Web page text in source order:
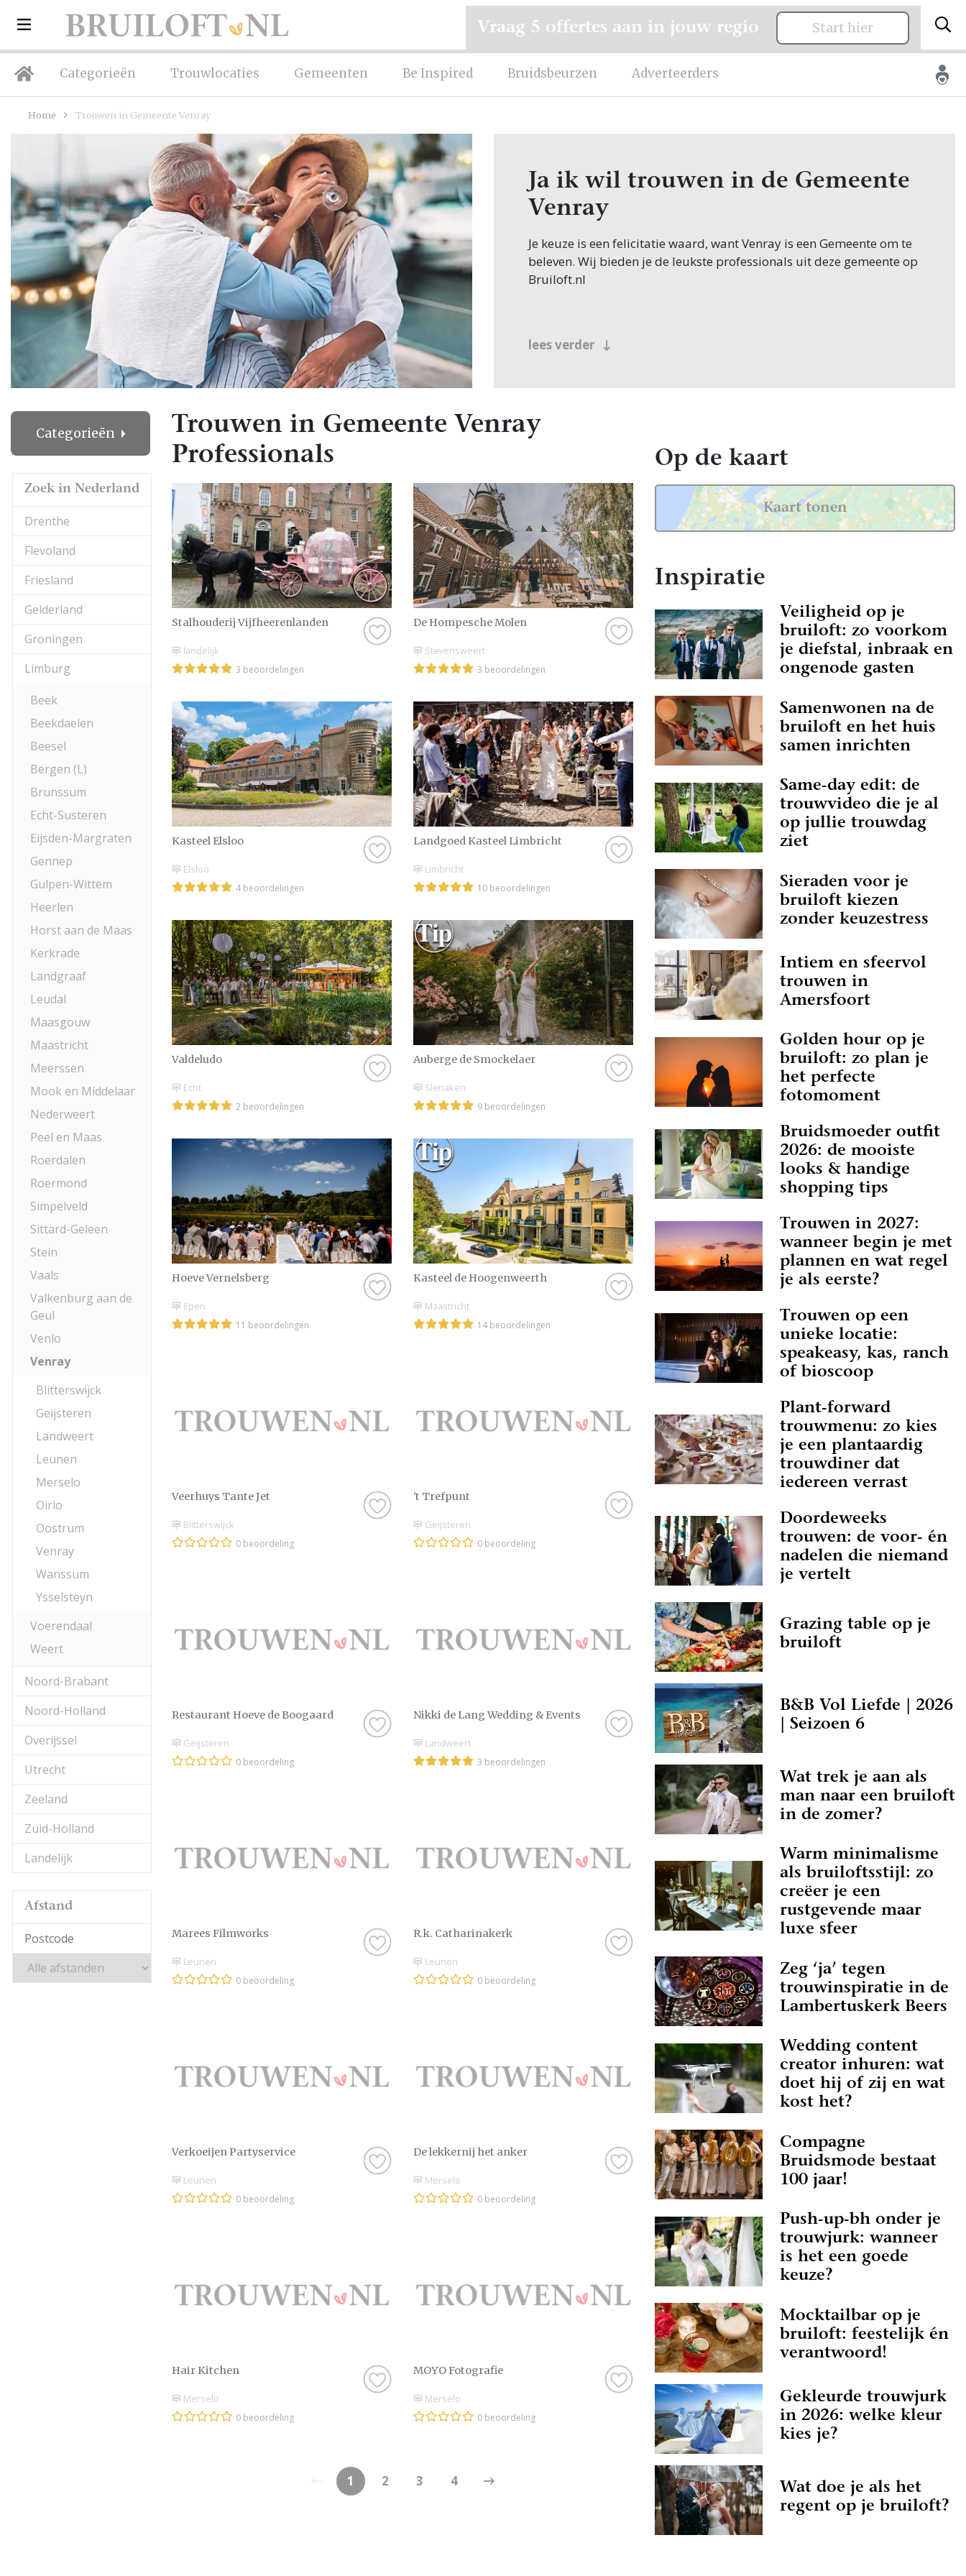
Categorieën Trouwlocaties Gemeenten Be Inspired Bruidsbeurzen Adverteerders
Vraag 5 offertes aan in jouw regio Start hier
Home Trouwen in Gemeente Venray
Ja ik wil trouwen in de Gemeente
Venray
Je keuze is een felicitatie waard, want Venray is een Gemeente om te
beleven. Wij bieden je de leukste professionals uit deze gemeente op
Bruiloft.nl
lees verder
Categorieën
Zoek in Nederland
Drenthe
Flevoland
Friesland
Gelderland
Groningen
Limburg
Beek
Beekdaelen
Beesel
Bergen (L)
Brunssum
Echt-Susteren
Eijsden-Margraten
Gennep
Gulpen-Wittem
Heerlen
Horst aan de Maas
Kerkrade
Landgraaf
Leudal
Maasgouw
Maastricht
Meerssen
Mook en Middelaar
Nederweert
Peel en Maas
Roerdalen
Roermond
Simpelveld
Sittard-Geleen
Stein
Vaals
Valkenburg aan de
Geul
Venlo
Venray
Blitterswijck
Geijsteren
Landweert
Leunen
Merselo
Oirlo
Oostrum
Venray
Wanssum
Ysselsteyn
Voerendaal
Weert
Noord-Brabant
Noord-Holland
Overijssel
Utrecht
Zeeland
Zuid-Holland
Landelijk
Afstand
Trouwen in Gemeente Venray
Professionals
Stalhouderij Vijfheerenlanden
landelijk
3 beoordelingen
De Hompesche Molen
Stevensweert
3 beoordelingen
Kasteel Elsloo
Elsloo
4 beoordelingen
Landgoed Kasteel Limbricht
Limbricht
10 beoordelingen
Valdeludo
Echt
2 beoordelingen
Auberge de Smockelaer
Slenaken
9 beoordelingen
Hoeve Vernelsberg
Epen
11 beoordelingen
Kasteel de Hoogenweerth
Maastricht
14 beoordelingen
Veerhuys Tante Jet
Blitterswijck
0 beoordeling
't Trefpunt
Geijsteren
0 beoordeling
Restaurant Hoeve de Boogaard
Geijsteren
0 beoordeling
Nikki de Lang Wedding & Events
Landweert
3 beoordelingen
Marees Filmworks
Leunen
0 beoordeling
R.k. Catharinakerk
Leunen
0 beoordeling
Verkoeijen Partyservice
Leunen
0 beoordeling
De lekkernij het anker
Merselo
0 beoordeling
Hair Kitchen
Merselo
0 beoordeling
MOYO Fotografie
Merselo
0 beoordeling
1 2 3 4
Op de kaart
Kaart tonen
Inspiratie
Veiligheid op je
bruiloft: zo voorkom
je diefstal, inbraak en
ongenode gasten
Samenwonen na de
bruiloft en het huis
samen inrichten
Same-day edit: de
trouwvideo die je al
op jullie trouwdag
ziet
Sieraden voor je
bruiloft kiezen
zonder keuzestress
Intiem en sfeervol
trouwen in
Amersfoort
Golden hour op je
bruiloft: zo plan je
het perfecte
fotomoment
Bruidsmoeder outfit
2026: de mooiste
looks & handige
shopping tips
Trouwen in 2027:
wanneer begin je met
plannen en wat regel
je als eerste?
Trouwen op een
unieke locatie:
speakeasy, kas, ranch
of bioscoop
Plant-forward
trouwmenu: zo kies
je een plantaardig
trouwdiner dat
iedereen verrast
Doordeweeks
trouwen: de voor- én
nadelen die niemand
je vertelt
Grazing table op je
bruiloft
B&B Vol Liefde | 2026
| Seizoen 6
Wat trek je aan als
man naar een bruiloft
in de zomer?
Warm minimalisme
als bruiloftsstijl: zo
creëer je een
rustgevende maar
luxe sfeer
Zeg ‘ja’ tegen
trouwinspiratie in de
Lambertuskerk Beers
Wedding content
creator inhuren: wat
doet hij of zij en wat
kost het?
Compagne
Bruidsmode bestaat
100 jaar!
Push-up-bh onder je
trouwjurk: wanneer
is het een goede
keuze?
Mocktailbar op je
bruiloft: feestelijk én
verantwoord!
Gekleurde trouwjurk
in 2026: welke kleur
kies je?
Wat doe je als het
regent op je bruiloft?